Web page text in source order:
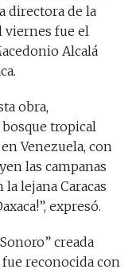
directora de la
viernes fue el
Alcalá
obra,
tropical
Venezuela, con
las campanas
lejana Caracas
expresó.
creada
reconocida con